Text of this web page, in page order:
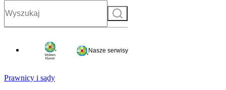
Szukaj
Nasze serwisy
Prawnicy i sądy